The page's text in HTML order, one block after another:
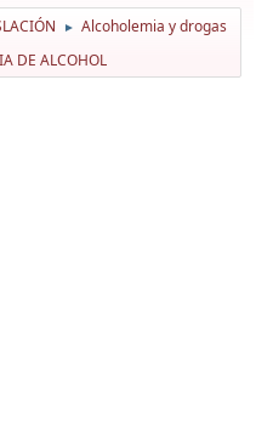
► Alcoholemia y drogas
DE ALCOHOL